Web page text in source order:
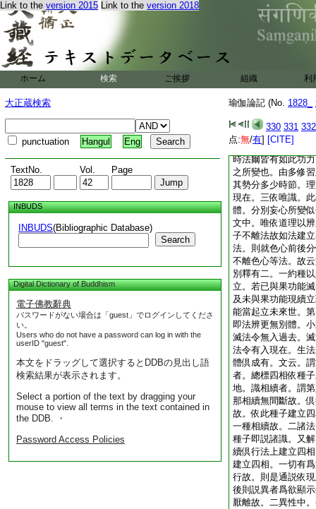
Link to the version 2015 Link to the version 2018
ホーム 検索 ご挨拶 組織 利
大正蔵検索
punctuation Hangul Eng
TextNo. Vol. Page
INBUDS
INBUDS(Bibliographic Database)
Search
Digital Dictionary of Buddhism
電子佛教辭典
パスワードがない場合は「guest」でログインしてくださ
い。
Users who do not have a password can log in with the
userID "guest".
本文をドラッグして選択するとDDBの見出し語
検索結果が表示されます。
Select a portion of the text by dragging your
mouse to view all terms in the text contained in
the DDB. ・
Password Access Policies
瑜伽論記 (No. 1828_
330 331 332
点:無/有] [CITE]
起則縁自變現在境
相等者。成唯識云
於彼亦取別相。故
此言表心所亦取境
相。由此兼
題
偏説體業。餘略不
縁三品相分。時則
論有三。一道理三
去來世。當有名未
在。於現在法上義
時法爾皆有如此功
之所變也。由多修
其勢分多少時節。
現在。三依唯識。
體。分別妄心所變
文中。唯依道理以
子不離法故如法建
法。則就色心前後
不離色心等法。故
別釋有二。一約種
立。若已與果功能
及未與果功能現續
能當起立未來世。
即法辨更無別體。
滅法令無入過去。
法令有入現在。生
體倶成有。文云。
者。總標四相依種
地。識相續者。謂
那相續無間斷故。
故。依此種子建立
一種相續故。二諸
種子即説諸識。又
續倶行法上建立四
建立四相。一切有
行故。則是通説依
後則説異者爲欲顯
厭離故。二異性中